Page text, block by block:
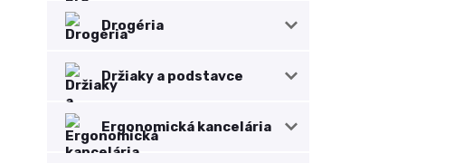
Drogéria
Držiaky a podstavce
Ergonomická kancelária